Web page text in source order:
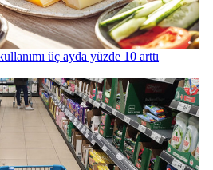
üç ayda yüzde 10 arttı